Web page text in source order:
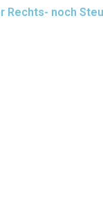
Rechts- noch